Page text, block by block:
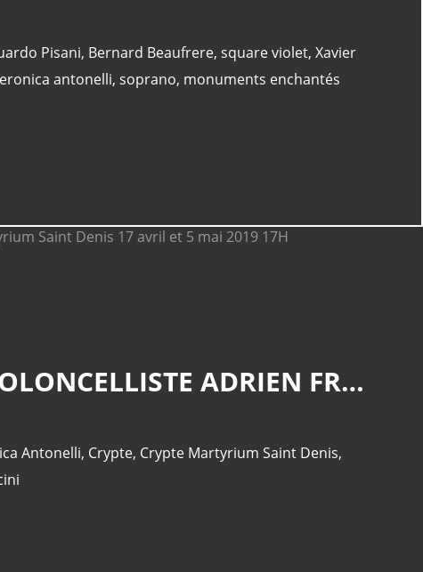
Pisani, Bernard Beaufrere, square violet, Xavier
antonelli, soprano, monuments enchantés
DIVINE RÉCITAL DUO VERONICA ANTONELLI AVEC LE VIOLONCELLISTE ADRIEN FRASSE-SOMBET CRYPTE MARTYRIUM SAINT DENIS 17 AVRIL ET 5 MAI 2019 17H
Antonelli, Crypte, Crypte Martyrium Saint Denis,
Crypte(10)
Paris(9)
Bernard Beaufrère
Dame de Chartres: Ave Maria
de Caccini par Veronica
La Touche Enchantée a invité